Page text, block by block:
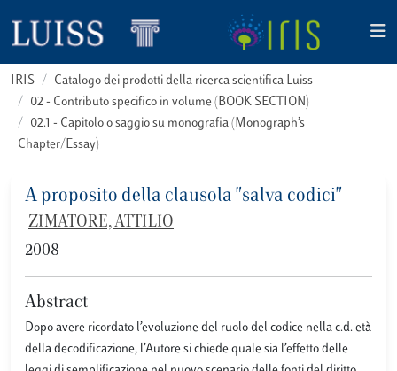
IRIS
Catalogo dei prodotti della ricerca scientifica Luiss
02 - Contributo specifico in volume (BOOK SECTION)
02.1 - Capitolo o saggio su monografia (Monograph’s
Chapter/Essay)
A proposito della clausola "salva codici"
ZIMATORE, ATTILIO
2008
Abstract
Dopo avere ricordato l’evoluzione del ruolo del codice nella c.d. età
della decodificazione, l’Autore si chiede quale sia l’effetto delle